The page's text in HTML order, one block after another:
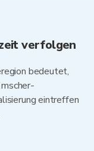
verfolgen
bedeutet,
eintreffen